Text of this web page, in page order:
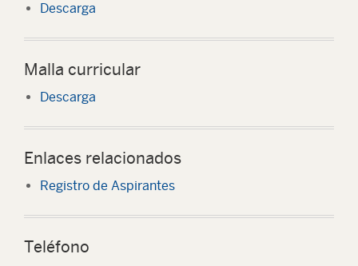
Descarga
Malla curricular
Descarga
Enlaces relacionados
Registro de Aspirantes
Teléfono